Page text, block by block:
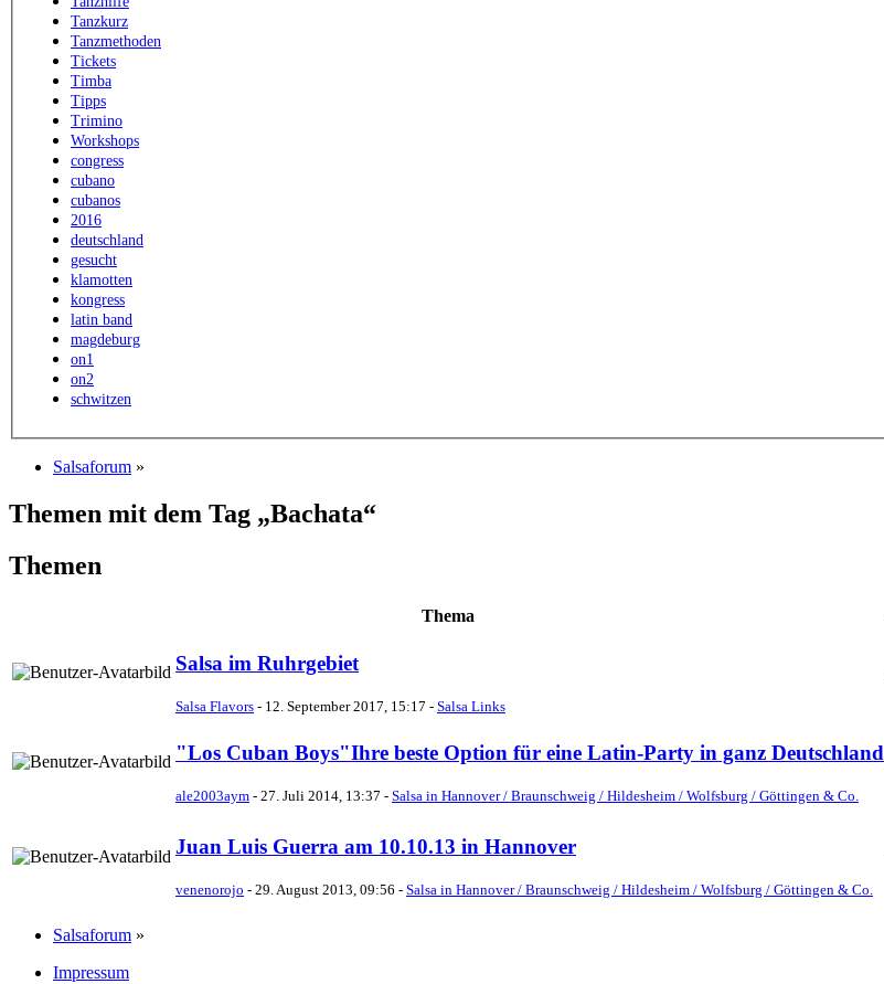
Tanzkurz
Tanzmethoden
Tickets
Timba
Tipps
Trimino
Workshops
congress
cubano
cubanos
2016
deutschland
gesucht
klamotten
kongress
latin band
magdeburg
on1
on2
schwitzen
Salsaforum »
Themen mit dem Tag „Bachata“
Themen
Thema
Salsa im Ruhrgebiet
Salsa Flavors - 12. September 2017, 15:17 - Salsa Links
"Los Cuban Boys"Ihre beste Option für eine Latin-Party in ganz Deutschland
ale2003aym - 27. Juli 2014, 13:37 - Salsa in Hannover / Braunschweig / Hildesheim / Wolfsburg / Göttingen & Co.
Juan Luis Guerra am 10.10.13 in Hannover
venenorojo - 29. August 2013, 09:56 - Salsa in Hannover / Braunschweig / Hildesheim / Wolfsburg / Göttingen & Co.
Salsaforum »
Impressum